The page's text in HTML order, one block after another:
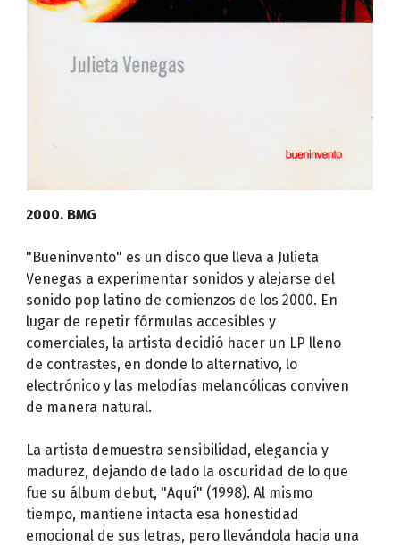
2000. BMG
"Bueninvento" es un disco que lleva a Julieta
Venegas a experimentar sonidos y alejarse del
sonido pop latino de comienzos de los 2000. En
lugar de repetir fórmulas accesibles y
comerciales, la artista decidió hacer un LP lleno
de contrastes, en donde lo alternativo, lo
electrónico y las melodías melancólicas conviven
de manera natural.
La artista demuestra sensibilidad, elegancia y
madurez, dejando de lado la oscuridad de lo que
fue su álbum debut, "Aquí" (1998). Al mismo
tiempo, mantiene intacta esa honestidad
emocional de sus letras, pero llevándola hacia una